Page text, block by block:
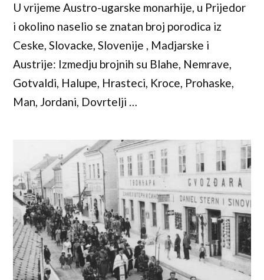
U vrijeme Austro-ugarske monarhije, u Prijedor
i okolino naselio se znatan broj porodica iz
Ceske, Slovacke, Slovenije , Madjarske i
Austrije: Izmedju brojnih su Blahe, Nemrave,
Gotvaldi, Halupe, Hrasteci, Kroce, Prohaske,
Man, Jordani, Dovrtelji …